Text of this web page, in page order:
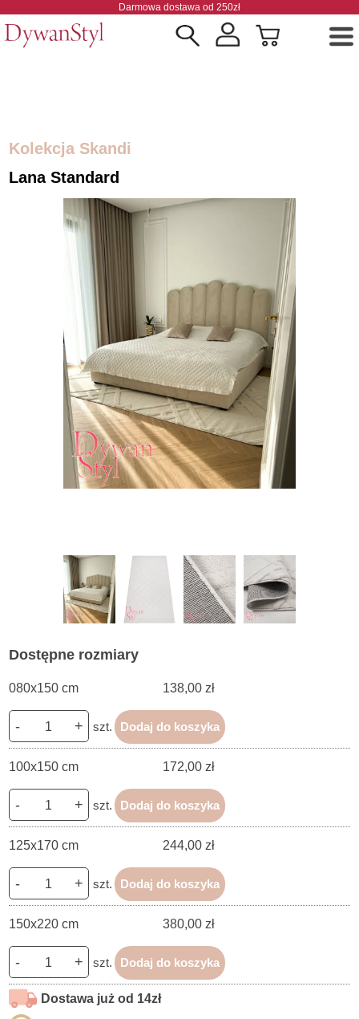
Darmowa dostawa od 250zł
Kolekcja Skandi
Lana Standard
Dostępne rozmiary
080x150 cm 138,00 zł
- + szt. Dodaj do koszyka
100x150 cm 172,00 zł
- + szt. Dodaj do koszyka
125x170 cm 244,00 zł
- + szt. Dodaj do koszyka
150x220 cm 380,00 zł
- + szt. Dodaj do koszyka
Dostawa już od 14zł